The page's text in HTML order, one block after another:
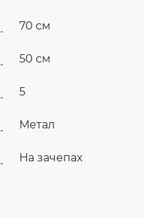
70 см
50 см
5
Метал
На зачепах